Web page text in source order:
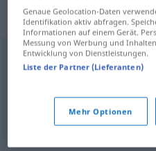
Synonyme
stark,massiv,ausgesprochen
außerordentlich ,hochgradig
ungemein
Genaue Geolocation-Daten
Identifikation aktiv abfragen.
Informationen auf einem Gerät.
Messung von Werbung und
Entwicklung von Dienstleistungen.
Liste der Partner (Lieferanten)
Mehr Optionen